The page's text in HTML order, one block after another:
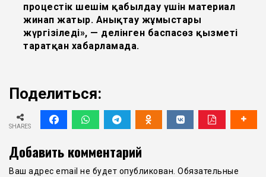
процестік шешім қабылдау үшін материал
жинап жатыр. Анықтау жұмыстары
жүргізіледі», — делінген баспасөз қызметі
таратқан хабарламада.
Поделиться:
SHARES
Добавить комментарий
Ваш адрес email не будет опубликован. Обязательные